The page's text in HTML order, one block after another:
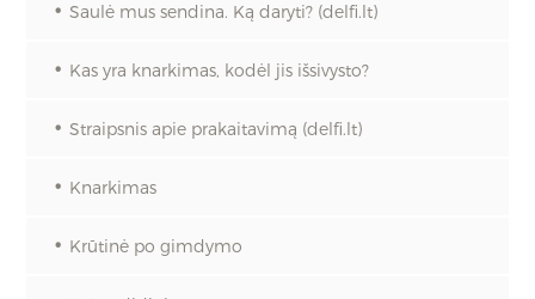
Saulė mus sendina. Ką daryti? (delfi.lt)
Kas yra knarkimas, kodėl jis išsivysto?
Straipsnis apie prakaitavimą (delfi.lt)
Knarkimas
Krūtinė po gimdymo